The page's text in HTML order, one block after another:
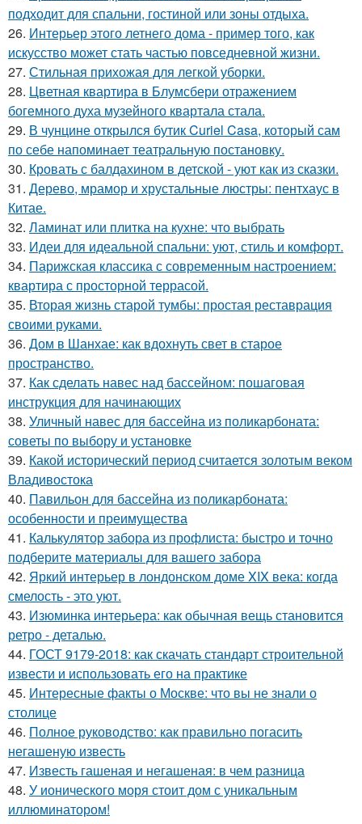
подходит для спальни, гостиной или зоны отдыха.
26. Интерьер этого летнего дома - пример того, как
искусство может стать частью повседневной жизни.
27. Стильная прихожая для легкой уборки.
28. Цветная квартира в Блумсбери отражением
богемного духа музейного квартала стала.
29. В чунцине открылся бутик Curiel Casa, который сам
по себе напоминает театральную постановку.
30. Кровать с балдахином в детской - уют как из сказки.
31. Дерево, мрамор и хрустальные люстры: пентхаус в
Китае.
32. Ламинат или плитка на кухне: что выбрать
33. Идеи для идеальной спальни: уют, стиль и комфорт.
34. Парижская классика с современным настроением:
квартира с просторной террасой.
35. Вторая жизнь старой тумбы: простая реставрация
своими руками.
36. Дом в Шанхае: как вдохнуть свет в старое
пространство.
37. Как сделать навес над бассейном: пошаговая
инструкция для начинающих
38. Уличный навес для бассейна из поликарбоната:
советы по выбору и установке
39. Какой исторический период считается золотым веком
Владивостока
40. Павильон для бассейна из поликарбоната:
особенности и преимущества
41. Калькулятор забора из профлиста: быстро и точно
подберите материалы для вашего забора
42. Яркий интерьер в лондонском доме XIX века: когда
смелость - это уют.
43. Изюминка интерьера: как обычная вещь становится
ретро - деталью.
44. ГОСТ 9179-2018: как скачать стандарт строительной
извести и использовать его на практике
45. Интересные факты о Москве: что вы не знали о
столице
46. Полное руководство: как правильно погасить
негашеную известь
47. Известь гашеная и негашеная: в чем разница
48. У ионического моря стоит дом с уникальным
иллюминатором!